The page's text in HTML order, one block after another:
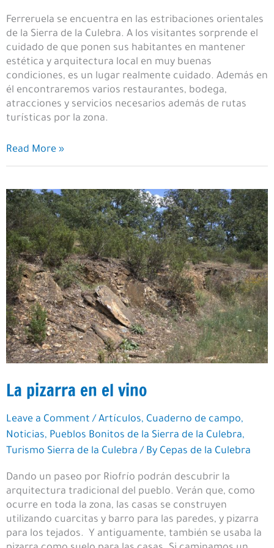
Ferreruela se encuentra en las estribaciones orientales
de la Sierra de la Culebra. A los visitantes sorprende el
cuidado de que ponen sus habitantes en mantener
estética y arquitectura local en muy buenas
condiciones, es un lugar realmente cuidado. Además en
él encontraremos varios restaurantes, bodega,
atracciones y servicios necesarios además de rutas
turísticas por la zona.
Un
paseo
Ferreruela
Read More »
La pizarra en el vino
Leave a Comment / Artículos, Cuaderno de campo,
Noticias, Pueblos Bonitos de la Sierra de la Culebra,
Turismo Sierra de la Culebra / By Cepas de la Culebra
Dando un paseo por Riofrío podrán descubrir la
arquitectura tradicional del pueblo. Verán que, como
ocurre en toda la zona, las casas se construyen
utilizando cuarcitas y barro para las paredes, y pizarra
para los tejados. Y antiguamente, también se usaba la